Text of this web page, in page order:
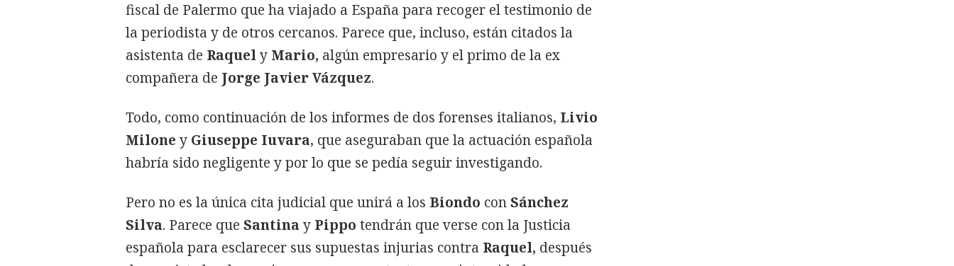
fiscal de Palermo que ha viajado a España para recoger el testimonio de
la periodista y de otros cercanos. Parece que, incluso, están citados la
asistenta de Raquel y Mario, algún empresario y el primo de la ex
compañera de Jorge Javier Vázquez.
Todo, como continuación de los informes de dos forenses italianos, Livio
Milone y Giuseppe Iuvara, que aseguraban que la actuación española
habría sido negligente y por lo que se pedía seguir investigando.
Pero no es la única cita judicial que unirá a los Biondo conSánchez
Silva. Parece que Santina y Pippo tendrán que verse con la Justicia
española para esclarecer sus supuestas injurias contra Raquel, después